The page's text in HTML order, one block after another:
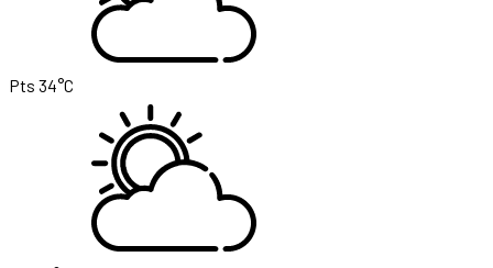
Pts 34°C